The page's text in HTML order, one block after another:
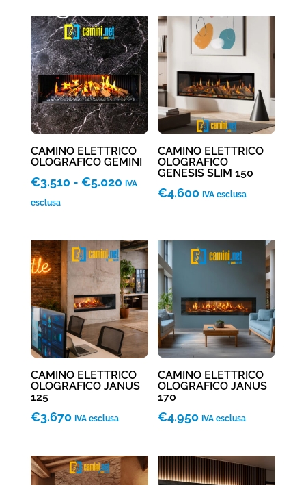
€2.950
a
€5.220
€5.220
CAMINO ELETTRICO
OLOGRAFICO GEMINI
€3.510 - €5.020Fascia
€3.510
a
€5.020
IVA
esclusa
CAMINO ELETTRICO
OLOGRAFICO
GENESIS SLIM 150
€4.600 IVA esclusa
CAMINO ELETTRICO
OLOGRAFICO JANUS
125
€3.670 IVA esclusa
CAMINO ELETTRICO
OLOGRAFICO JANUS
170
€4.950 IVA esclusa